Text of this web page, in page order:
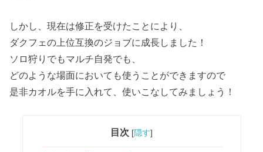
しかし、現在は修正を受けたことにより、
ダクフェの上位互換のジョブに成長しました！
ソロ狩りでもマルチ自発でも、
どのような場面においても使うことができますので
是非カオルを手に入れて、使いこなしてみましょう！
目次 [隠す]